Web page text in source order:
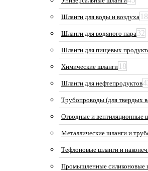
Шланги для воды и воздуха
Шланги для водяного пара32
Шланги для пищевых
Химические шланги 18
Шланги для нефтепродуктов
Трубопроводы (для твердых
Отводные и вентиляционные
Металлические шланги и
Тефлоновые шланги и
Промышленные силиконовые